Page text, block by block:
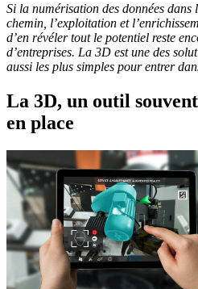
Si la numérisation des données dans
chemin, l’exploitation et
d’en révéler tout le potentiel reste
d’entreprises. La 3D est une des
aussi les plus simples pour entrer
La 3D, un outil
en place